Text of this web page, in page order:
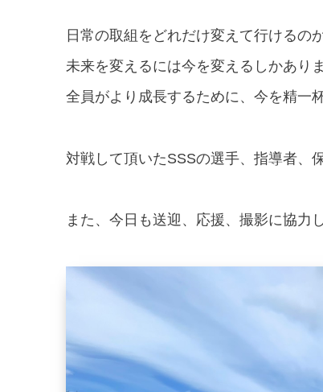
日常の取組をどれだけ変えて行けるのか
未来を変えるには今を変えるしかありま
全員がより成長するために、今を精一
対戦して頂いたSSSの選手、指導者、
また、今日も送迎、応援、撮影に協力